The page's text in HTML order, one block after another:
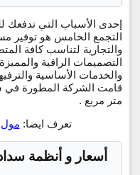
إحدى الأسباب التي تدفعك
التجمع الخامس هو توفير
والتجارية لتناسب كافة
التصميمات الراقية
والخدمات الأساسية
متر مربع .
تعرف ايضا: مول
أسعار و أنظمة